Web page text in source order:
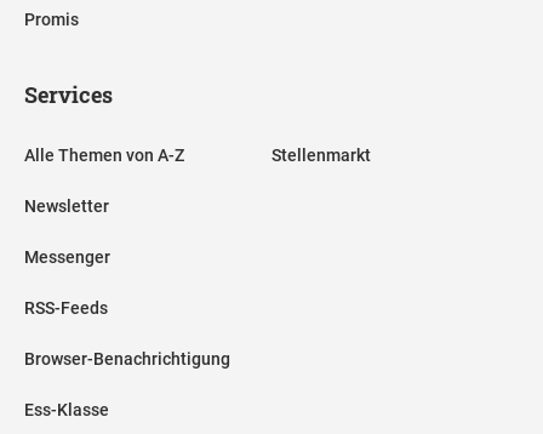
Promis
Services
Alle Themen von A-Z
Newsletter
Messenger
RSS-Feeds
Browser-Benachrichtigung
Ess-Klasse
Stellenmarkt